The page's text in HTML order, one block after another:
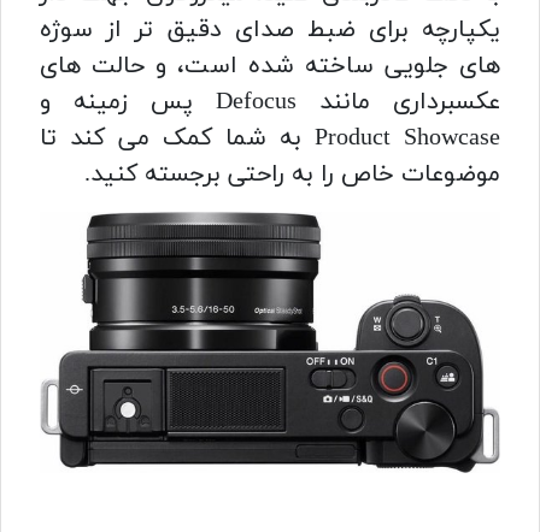
یکپارچه برای ضبط صدای دقیق تر از سوژه
های جلویی ساخته شده است، و حالت های
عکسبرداری مانند Defocus پس زمینه و
Product Showcase به شما کمک می کند تا
موضوعات خاص را به راحتی برجسته کنید.